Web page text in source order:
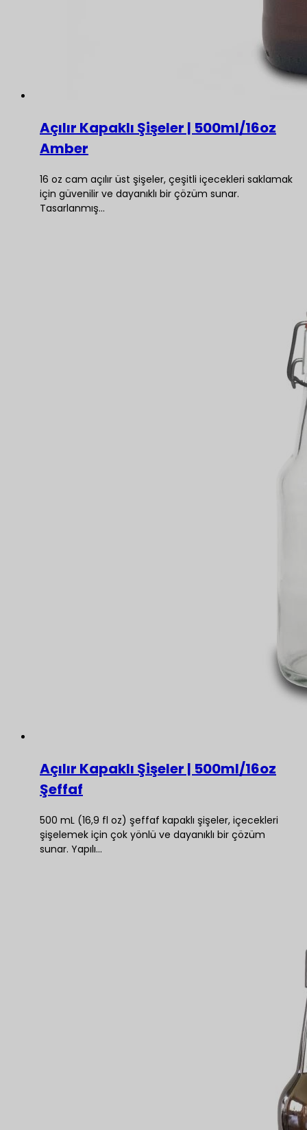
Açılır Kapaklı Şişeler | 500ml/16oz
Amber
16 oz cam açılır üst şişeler, çeşitli içecekleri saklamak
için güvenilir ve dayanıklı bir çözüm sunar.
Tasarlanmış…
Açılır Kapaklı Şişeler | 500ml/16oz
Şeffaf
500 mL (16,9 fl oz) şeffaf kapaklı şişeler, içecekleri
şişelemek için çok yönlü ve dayanıklı bir çözüm
sunar. Yapılı…